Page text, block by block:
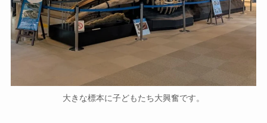
大きな標本に子どもたち大興奮です。